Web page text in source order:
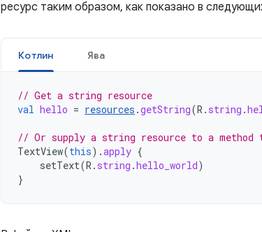
ресурс таким образом, как показано в
Котлин Ява
// Get a string resource
val hello = resources .getString(R . string .
// Or supply a string resource to a
TextView(this).apply {
setText(R . string .hello_world)
}